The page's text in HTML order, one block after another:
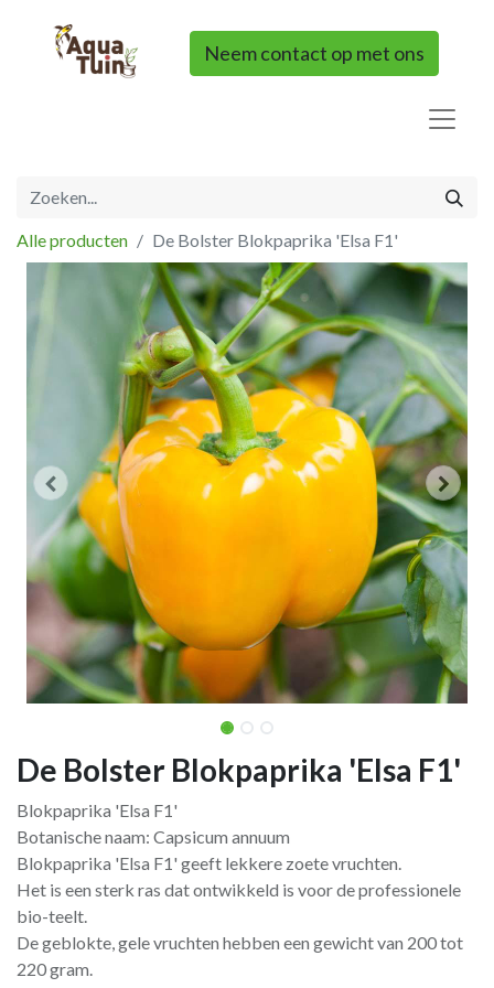
Neem contact op met ons
Alle producten De Bolster Blokpaprika 'Elsa F1'
De Bolster Blokpaprika 'Elsa F1'
Blokpaprika 'Elsa F1'
Botanische naam: Capsicum annuum
Blokpaprika 'Elsa F1' geeft lekkere zoete vruchten.
Het is een sterk ras dat ontwikkeld is voor de professionele
bio-teelt.
De geblokte, gele vruchten hebben een gewicht van 200 tot
220 gram.